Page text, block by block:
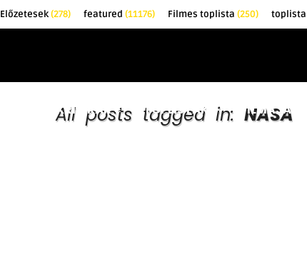
Előzetesek(278) featured (11176) Filmes toplista (250) toplista
KRITIKÁK TOPLISTÁK FILMAJÁNLÓ
All posts tagged in: NASA